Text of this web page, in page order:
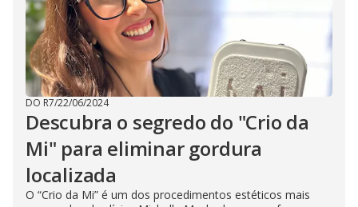
DO R7/22/06/2024
Descubra o segredo do "Crio da
Mi" para eliminar gordura
localizada
O “Crio da Mi” é um dos procedimentos estéticos mais